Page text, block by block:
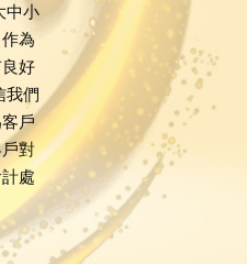
中小
為
好
我們
戶
對
處